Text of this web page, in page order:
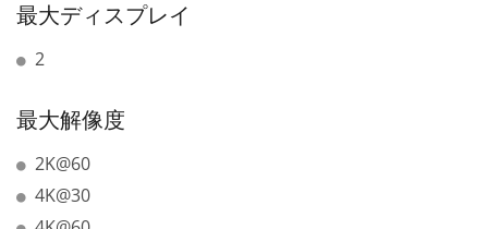
最大ディスプレイ
2
最大解像度
2K@60
4K@30